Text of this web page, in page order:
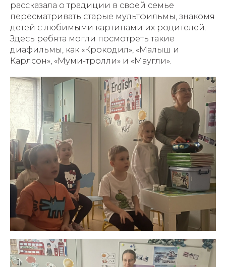
рассказала о традиции в своей семье
пересматривать старые мультфильмы, знакомя
детей с любимыми картинами их родителей.
Здесь ребята могли посмотреть такие
диафильмы, как «Крокодил», «Малыш и
Карлсон», «Муми-тролли» и «Маугли».